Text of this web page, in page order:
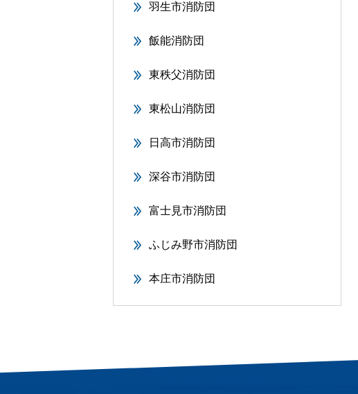
羽生市消防団
飯能消防団
東秩父消防団
東松山消防団
日高市消防団
深谷市消防団
富士見市消防団
ふじみ野市消防団
本庄市消防団